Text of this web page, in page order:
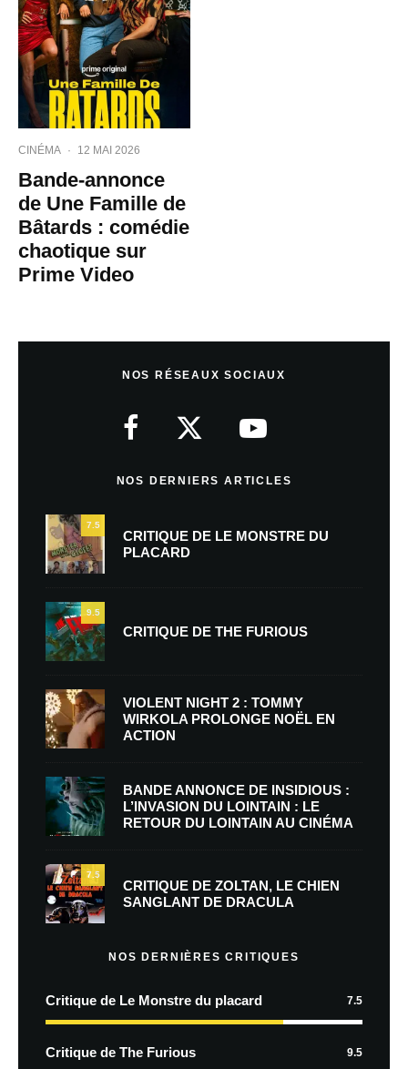
CINÉMA · 12 MAI 2026
Bande-annonce
de Une Famille de
Bâtards : comédie
chaotique sur
Prime Video
NOS RÉSEAUX SOCIAUX
NOS DERNIERS ARTICLES
7.5
CRITIQUE DE LE MONSTRE DU
PLACARD
9.5
CRITIQUE DE THE FURIOUS
VIOLENT NIGHT 2 : TOMMY
WIRKOLA PROLONGE NOËL EN
ACTION
BANDE ANNONCE DE INSIDIOUS :
L’INVASION DU LOINTAIN : LE
RETOUR DU LOINTAIN AU CINÉMA
7.5
CRITIQUE DE ZOLTAN, LE CHIEN
SANGLANT DE DRACULA
NOS DERNIÈRES CRITIQUES
Critique de Le Monstre du placard 7.5
Critique de The Furious 9.5